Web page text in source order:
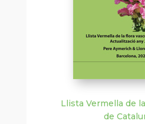
Llista Vermella de
de